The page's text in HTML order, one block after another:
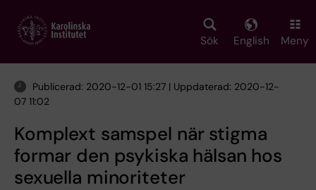
main
Sök English Meny
Publicerad: 2020-12-01 15:27 | Uppdaterad: 2020-12-
07 11:02
Komplext samspel när stigma
formar den psykiska hälsan hos
sexuella minoriteter